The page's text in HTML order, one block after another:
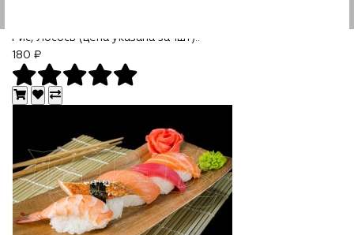
Рис, Лосось (цена указана за 1шт)..
180 ₽